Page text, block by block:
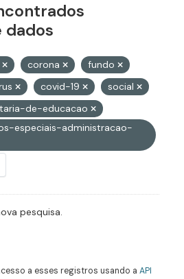
dados
corona
fundo
covid-19
social
de-educacao
especiais-administracao-
pesquisa.
a esses registros usando a API